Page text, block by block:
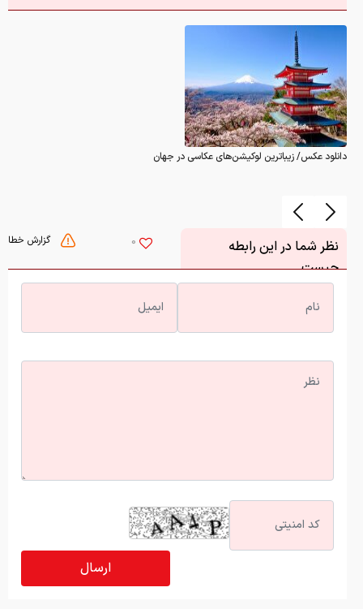
دانلود عکس/ زیباترین لوکیشن‌های عکاسی در جهان
گزارش خطا 0
نظر شما در این رابطه
چیست